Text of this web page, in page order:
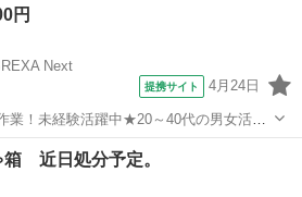
円
Next
提携サイト 4月24日
業！未経験活躍中★20～40代の男女活躍
品付きワンルーム寮費無料！赴任旅費会
応可◎格安食堂利用可！年間休日135日
工...
その他
箱 近日処分予定。